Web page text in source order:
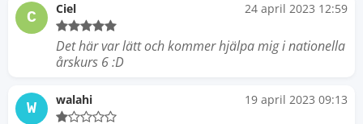
C Ciel 24 april 2023 12:59
Det här var lätt och kommer hjälpa mig i nationella
årskurs 6 :D
W walahi 19 april 2023 09:13